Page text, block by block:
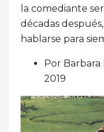
la comediante
décadas
hablarse para
Por
2019